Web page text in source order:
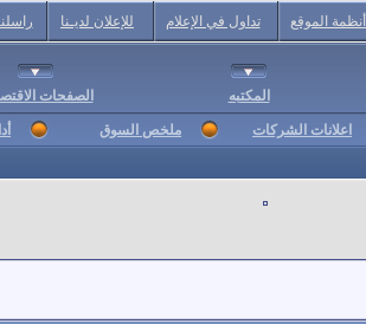
أنظمة الموقع تداول في الإعلام للإعلان لديـنا
المكتبه الصفحات
اعلانات الشركات ملخص السوق